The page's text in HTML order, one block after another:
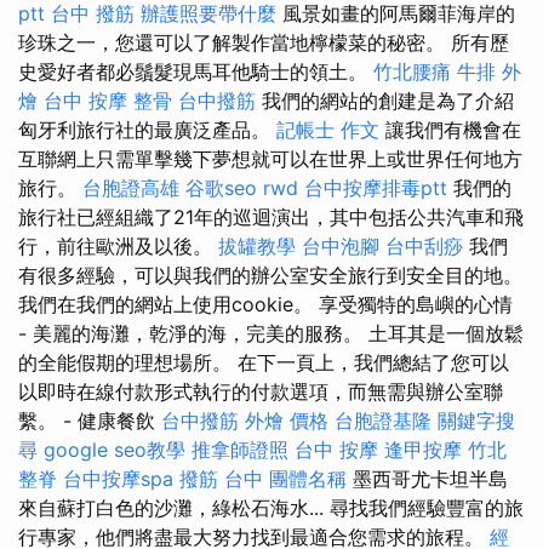
ptt 台中 撥筋 辦護照要帶什麼 風景如畫的阿馬爾菲海岸的
珍珠之一，您還可以了解製作當地檸檬菜的秘密。 所有歷
史愛好者都必鬚髮現馬耳他騎士的領土。 竹北腰痛 牛排 外
燴 台中 按摩 整骨 台中撥筋 我們的網站的創建是為了介紹
匈牙利旅行社的最廣泛產品。 記帳士 作文 讓我們有機會在
互聯網上只需單擊幾下夢想就可以在世界上或世界任何地方
旅行。 台胞證高雄 谷歌seo rwd 台中按摩排毒ptt 我們的
旅行社已經組織了21年的巡迴演出，其中包括公共汽車和飛
行，前往歐洲及以後。 拔罐教學 台中泡腳 台中刮痧 我們
有很多經驗，可以與我們的辦公室安全旅行到安全目的地。
我們在我們的網站上使用cookie。 享受獨特的島嶼的心情
- 美麗的海灘，乾淨的海，完美的服務。 土耳其是一個放鬆
的全能假期的理想場所。 在下一頁上，我們總結了您可以
以即時在線付款形式執行的付款選項，而無需與辦公室聯
繫。 - 健康餐飲 台中撥筋 外燴 價格 台胞證基隆 關鍵字搜
尋 google seo教學 推拿師證照 台中 按摩 逢甲按摩 竹北
整脊 台中按摩spa 撥筋 台中 團體名稱 墨西哥尤卡坦半島
來自蘇打白色的沙灘，綠松石海水... 尋找我們經驗豐富的旅
行專家，他們將盡最大努力找到最適合您需求的旅程。 經